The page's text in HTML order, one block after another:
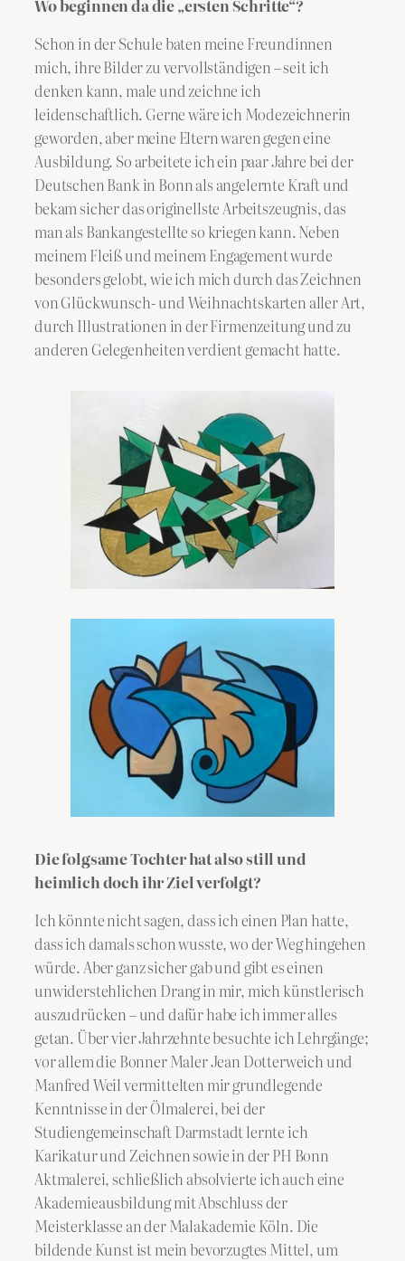
Wo beginnen da die „ersten Schritte“?
Schon in der Schule baten meine Freundinnen
mich, ihre Bilder zu vervollständigen – seit ich
denken kann, male und zeichne ich
leidenschaftlich. Gerne wäre ich Modezeichnerin
geworden, aber meine Eltern waren gegen eine
Ausbildung. So arbeitete ich ein paar Jahre bei der
Deutschen Bank in Bonn als angelernte Kraft und
bekam sicher das originellste Arbeitszeugnis, das
man als Bankangestellte so kriegen kann. Neben
meinem Fleiß und meinem Engagement wurde
besonders gelobt, wie ich mich durch das Zeichnen
von Glückwunsch- und Weihnachtskarten aller Art,
durch Illustrationen in der Firmenzeitung und zu
anderen Gelegenheiten verdient gemacht hatte.
Die folgsame Tochter hat also still und
heimlich doch ihr Ziel verfolgt?
Ich könnte nicht sagen, dass ich einen Plan hatte,
dass ich damals schon wusste, wo der Weg hingehen
würde. Aber ganz sicher gab und gibt es einen
unwiderstehlichen Drang in mir, mich künstlerisch
auszudrücken – und dafür habe ich immer alles
getan. Über vier Jahrzehnte besuchte ich Lehrgänge;
vor allem die Bonner Maler Jean Dotterweich und
Manfred Weil vermittelten mir grundlegende
Kenntnisse in der Ölmalerei, bei der
Studiengemeinschaft Darmstadt lernte ich
Karikatur und Zeichnen sowie in der PH Bonn
Aktmalerei, schließlich absolvierte ich auch eine
Akademieausbildung mit Abschluss der
Meisterklasse an der Malakademie Köln. Die
bildende Kunst ist mein bevorzugtes Mittel, um